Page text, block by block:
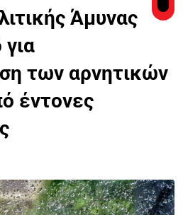
Άμυνας
των αρνητικών
έντονες